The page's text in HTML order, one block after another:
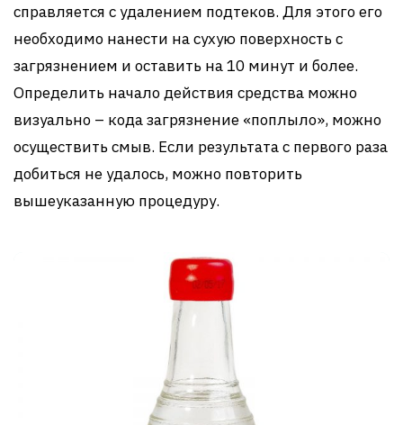
справляется с удалением подтеков. Для этого его
необходимо нанести на сухую поверхность с
загрязнением и оставить на 10 минут и более.
Определить начало действия средства можно
визуально – кода загрязнение «поплыло», можно
осуществить смыв. Если результата с первого раза
добиться не удалось, можно повторить
вышеуказанную процедуру.